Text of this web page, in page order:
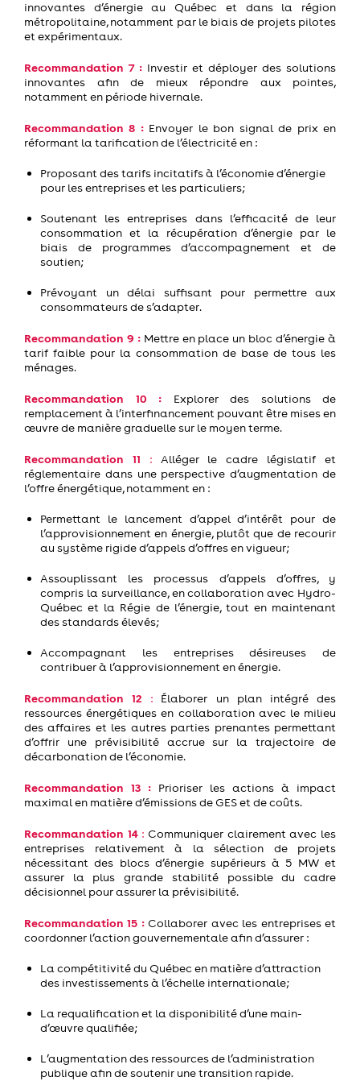
innovantes d’énergie au Québec et dans la région
métropolitaine, notamment par le biais de projets pilotes
et expérimentaux.
Recommandation 7 : Investir et déployer des solutions
innovantes afin de mieux répondre aux pointes,
notamment en période hivernale.
Recommandation 8 : Envoyer le bon signal de prix en
réformant la tarification de l’électricité en :
Proposant des tarifs incitatifs à l’économie d’énergie
pour les entreprises et les particuliers;
Soutenant les entreprises dans l’efficacité de leur
consommation et la récupération d’énergie par le
biais de programmes d’accompagnement et de
soutien;
Prévoyant un délai suffisant pour permettre aux
consommateurs de s’adapter.
Recommandation 9 : Mettre en place un bloc d’énergie à
tarif faible pour la consommation de base de tous les
ménages.
Recommandation 10 :
Explorer des solutions de
remplacement à l’interfinancement pouvant être mises en
œuvre de manière graduelle sur le moyen terme.
Recommandation 11 :
Alléger le cadre législatif et
réglementaire dans une perspective d’augmentation de
l’offre énergétique, notamment en :
Permettant le lancement d’appeld’intérêt pour de
l’approvisionnement en énergie, plutôt que de recourir
au système rigide d’appels d’offres en vigueur;
Assouplissant les processus d’appels d’offres, y
compris la surveillance, en collaboration avec Hydro-
Québecet la Régie de l’énergie, tout en maintenant
desstandards élevés;
Accompagnant les entreprises désireuses de
contribuer à l’approvisionnement en énergie.
Recommandation 12 : Élaborer un plan intégré des
ressources énergétiques en collaboration avec le milieu
des affaires et les autres parties prenantes permettant
d’offrir une prévisibilité accrue sur la trajectoire de
décarbonation de l’économie.
Recommandation 13 : Prioriser les actions à impact
maximal en matière d’émissions de GES et de coûts.
Recommandation 14 : Communiquer clairement avec les
entreprises relativement à la sélection de projets
nécessitant des blocs d’énergie supérieurs à 5 MW et
assurer la plus grande stabilité possible du cadre
décisionnel pour assurer la prévisibilité.
Recommandation 15 : Collaborer avec les entreprises et
coordonner l’action gouvernementale afin d’assurer :
La compétitivité du Québec en matière d’attraction
des investissements à l’échelle internationale;
La requalification et la disponibilité d’une main-
d’œuvre qualifiée;
L’augmentation des ressources de l’administration
publique afin de soutenir une transition rapide.